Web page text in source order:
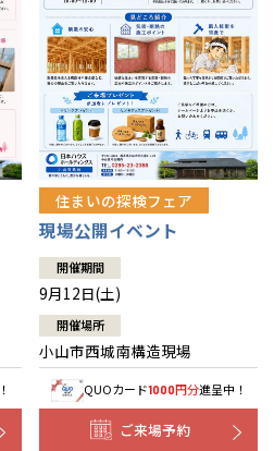
住まいの探検フェア
現場公開イベント
開催期間
9月12日(土)
開催場所
小山市西城南構造現場
QUOカード1000円分進呈中！
ご来場予約